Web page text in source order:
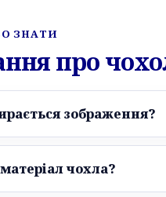
ЗНАТИ
про
зображення?
чохла?